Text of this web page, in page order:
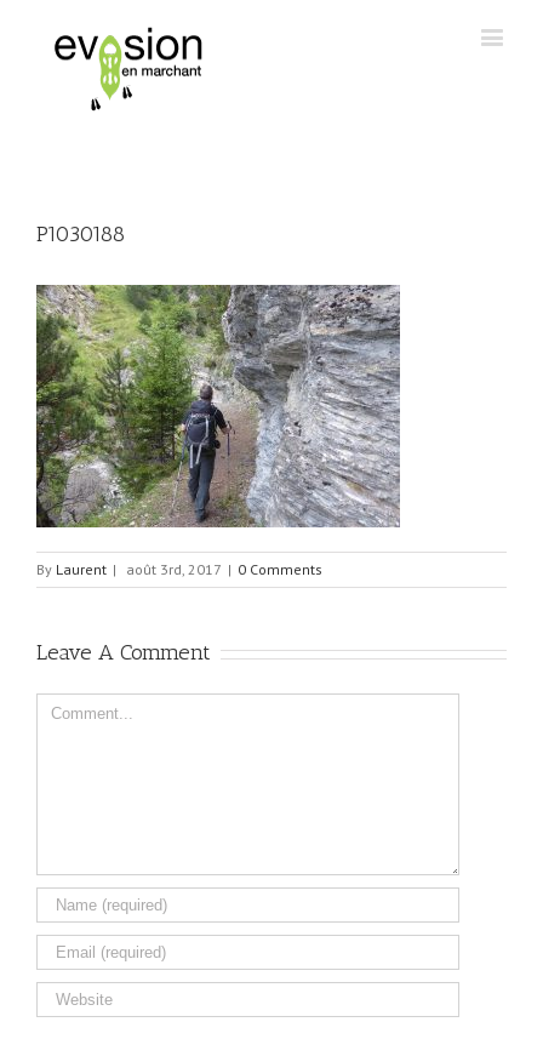
P1030188
By Laurent | août 3rd, 2017 | 0 Comments
Leave A Comment
Comment